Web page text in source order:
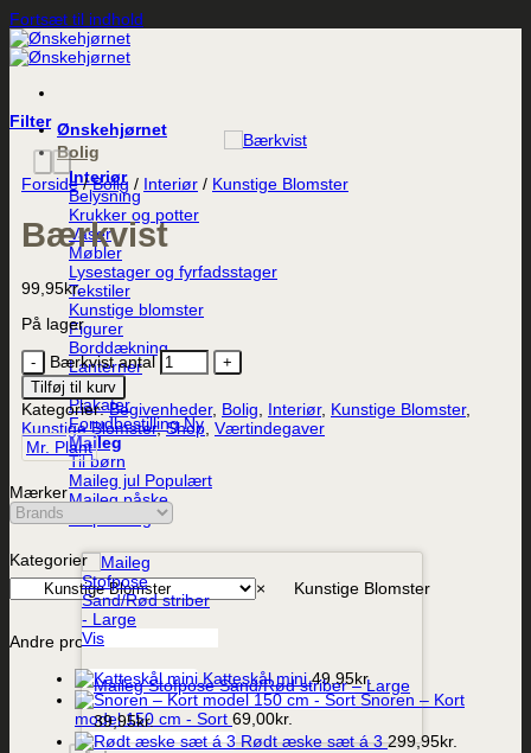
Fortsæt til indhold
Ønskehjørnet
Bolig
Interiør
Belysning
Krukker og potter
Vaser
Møbler
Lysestager og fyrfadsstager
Tekstiler
Kunstige blomster
Figurer
Borddækning
Lanterner
Duft
Plakater
Forudbestilling
Maileg
Til børn
Maileg jul
Maileg påske
Vis
Maileg Stofpose Sand/Rød striber – Large
39,95kr.
Filter
Forside / Bolig / Interiør / Kunstige Blomster
Bærkvist
99,95kr.
På lager
Bærkvist antal
Tilføj til kurv
Kategorier:Begivenheder, Bolig, Interiør, Kunstige Blomster,
Kunstige Blomster,Shop, Værtindegaver
Mr. Plant
Mærker
Kategorier
× Kunstige Blomster
Andre produkter
Katteskål mini 49,95kr.
Snoren – Kort
model 150 cm - Sort 69,00kr.
Rødt æske sæt á 3 299,95kr.